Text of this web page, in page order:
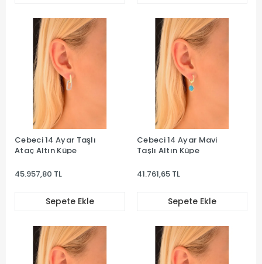
Cebeci 14 Ayar Taşlı
Ataç Altın Küpe
45.957,80 TL
Sepete Ekle
Cebeci 14 Ayar Mavi
Taşlı Altın Küpe
41.761,65 TL
Sepete Ekle